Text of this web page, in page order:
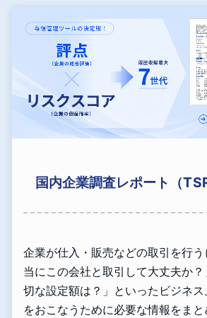
国内企業調査レポート（
企業が仕入・販売などの取引を行
当にこの会社と取引して大丈夫か
切な設定額は？」といったビジネ
をおこなうために必要な情報をま